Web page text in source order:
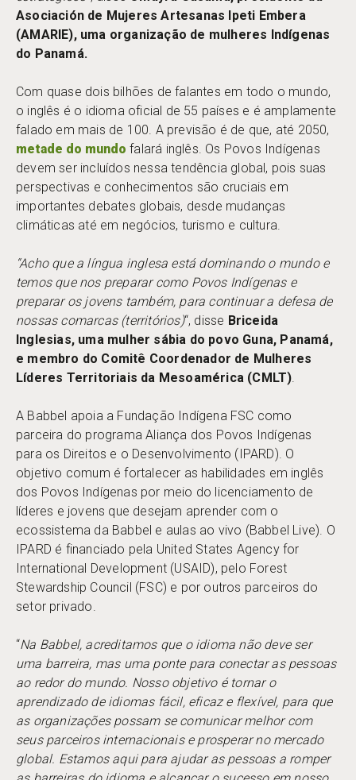
Asociación de Mujeres Artesanas Ipeti Embera
(AMARIE), uma organização de mulheres Indígenas
do Panamá.
Com quase dois bilhões de falantes em todo o mundo,
o inglês é o idioma oficial de 55 países e é amplamente
falado em mais de 100. A previsão é de que, até 2050,
metade do mundo falará inglês. Os Povos Indígenas
devem ser incluídos nessa tendência global, pois suas
perspectivas e conhecimentos são cruciais em
importantes debates globais, desde mudanças
climáticas até em negócios, turismo e cultura.
“Acho que a língua inglesa está dominando o mundo e
temos que nos preparar como Povos Indígenas e
preparar os jovens também, para continuar a defesa de
nossas comarcas (territórios)“, disse Briceida
Inglesias, uma mulher sábia do povo Guna, Panamá,
e membro do Comitê Coordenador de Mulheres
Líderes Territoriais da Mesoamérica (CMLT).
A Babbel apoia a Fundação Indígena FSC como
parceira do programa Aliança dos Povos Indígenas
para os Direitos e o Desenvolvimento (IPARD). O
objetivo comum é fortalecer as habilidades em inglês
dos Povos Indígenas por meio do licenciamento de
líderes e jovens que desejam aprender com o
ecossistema da Babbel e aulas ao vivo (Babbel Live). O
IPARD é financiado pela United States Agency for
International Development (USAID), pelo Forest
Stewardship Council (FSC) e por outros parceiros do
setor privado.
“Na Babbel, acreditamos que o idioma não deve ser
uma barreira, mas uma ponte para conectar as pessoas
ao redor do mundo. Nosso objetivo é tornar o
aprendizado de idiomas fácil, eficaz e flexível, para que
as organizações possam se comunicar melhor com
seus parceiros internacionais e prosperar no mercado
global. Estamos aqui para ajudar as pessoas a romper